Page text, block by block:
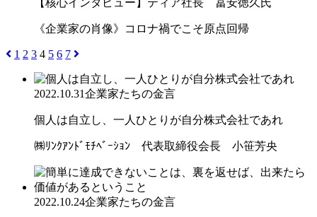
《企業家の肖像》コロナ禍でこそ原点回帰
1 2 3 4 5 6 7
2022.10.31企業家たちの金言
個人は自立し、一人ひとりが自分株式会社であれ
㈱ﾘﾝｸｱﾝﾄﾞﾓﾁﾍﾞｰｼｮﾝ 代表取締役会長 小笹芳央
2022.10.24企業家たちの金言